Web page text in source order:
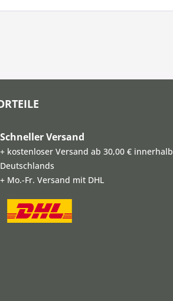
Schneller Versand
+ kostenloser Versand ab 30,00 € innerhalb
Deutschlands
+ Mo.-Fr. Versand mit DHL